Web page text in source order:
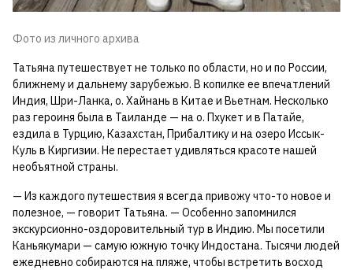
Фото из личного архива
Татьяна путешествует не только по области, но и по России,
ближнему и дальнему зарубежью. В копилке ее впечатлений
Индия, Шри-Ланка, о. Хайнань в Китае и Вьетнам. Несколько
раз героиня была в Таиланде — на о. Пхукет и в Патайе,
ездила в Турцию, Казахстан, Прибалтику и на озеро Иссык-
Куль в Киргизии. Не перестает удивляться красоте нашей
необъятной страны.
— Из каждого путешествия я всегда привожу что-то новое и
полезное, — говорит Татьяна. — Особенно запомнился
экскурсионно-оздоровительный тур в Индию. Мы посетили
Каньякумари — самую южную точку Индостана. Тысячи людей
ежедневно собираются на пляже, чтобы встретить восход